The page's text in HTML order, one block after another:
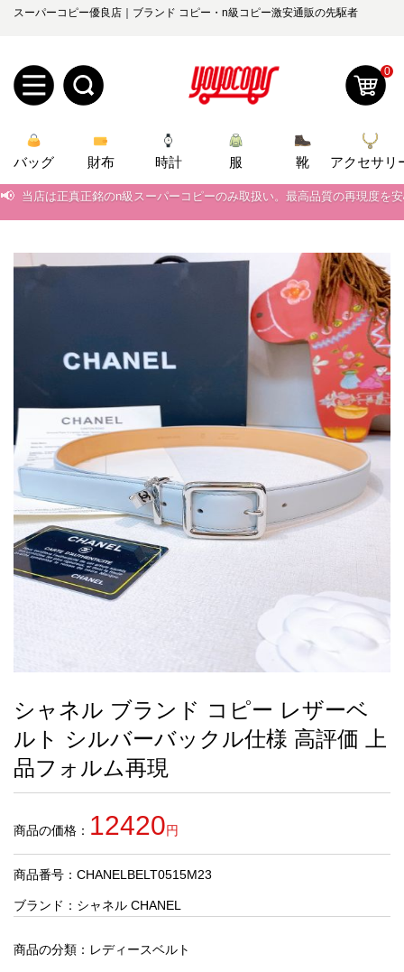
スーパーコピー優良店｜ブランド コピー・n級コピー激安通販の先駆者
規
ユ
録
ロ
グ
ー
管
ら
せ
yoyocopys@gmail.com
2026人気特集
バッグ
財布
時計
服
ズボン
衣装セット
靴
住まい用品
アクセサリー
ベルト
スカーフ
アイフォーンケ
ース
小物
お
す
す
め
商
人
気
商
0
バッグ 財布 時計 服 靴
アクセサリ
📢 新作入荷！ルイ・ヴィトンスーパーコピー バッグ最新モデルが登場。
当店は正真正銘のn級スーパーコピーのみ取扱い。最高品質の再現度を
2026春の新作続々更新中！期間中のご注文でお得な割引をご利用いただ
新作入荷！ルイ・ヴィトンスーパーコピー バッグ最新モデルが登場。
シャネル ブランド コピー レザーベ
ルト シルバーバックル仕様 高評価 上
品フォルム再現
商品の価格： 12420円
商品番号：CHANELBELT0515M23
ブランド： シャネル CHANEL
商品の分類： レディースベルト